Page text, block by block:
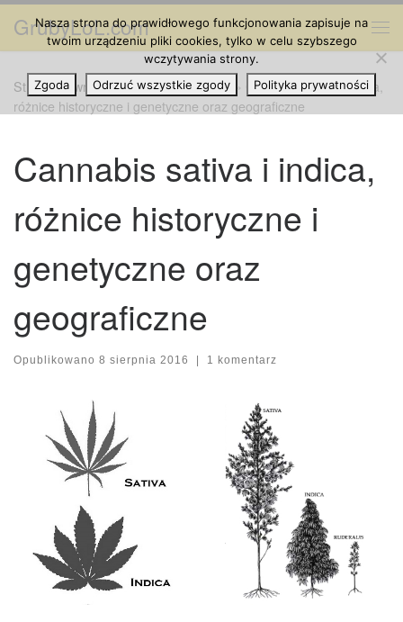
Przejdź do treści
GrubyLoL.com
Strona główna » Cannabis na Świecie »
Cannabis sativa i indica,
różnice historyczne i genetyczne oraz geograficzne
Cannabis sativa i indica,
różnice historyczne i
genetyczne oraz
geograficzne
Opublikowano 8 sierpnia 2016 | 1 komentarz
Nasza strona do prawidłowego funkcjonowania zapisuje na
twoim urządzeniu pliki cookies, tylko w celu szybszego
wczytywania strony.
Zgoda
Odrzuć wszystkie zgody Polityka prywatności